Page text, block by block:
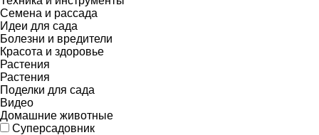
Семена и рассада
Идеи для сада
Болезни и вредители
Красота и здоровье
Растения
Растения
Поделки для сада
Видео
Домашние животные
Суперсадовник